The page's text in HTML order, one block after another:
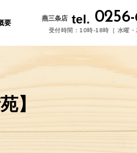
要
燕三条店 tel.
受付時間：10時-18時［ 水曜・
】